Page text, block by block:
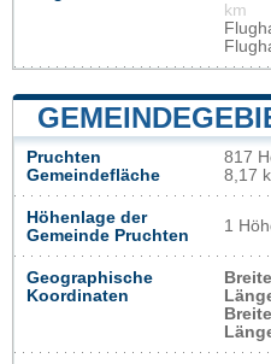
km
Pruchten
Gemeindefläche
817
8,17
Höhenlage der
Gemeinde Pruchten
1
Geographische
Koordinaten